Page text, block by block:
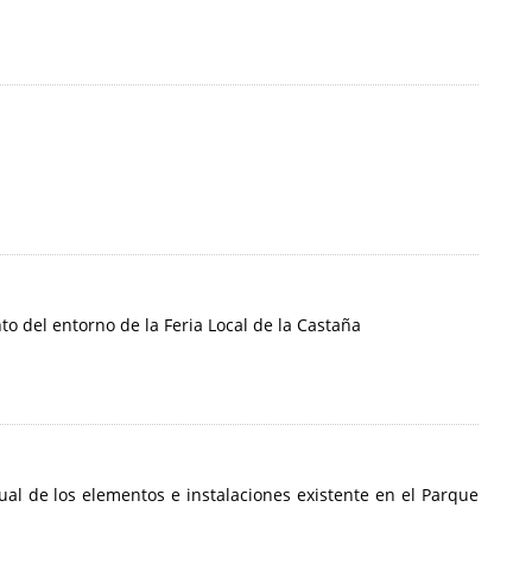
del entorno de la Feria Local de la Castaña
de los elementos e instalaciones existente en el Parque